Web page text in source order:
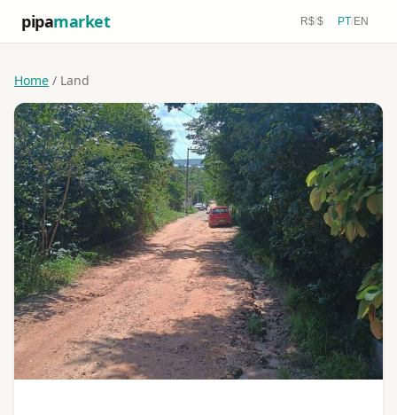
pipamarket R$/$ PT/EN
Home / Land